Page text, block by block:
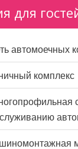
для
автомоечных
комплекс